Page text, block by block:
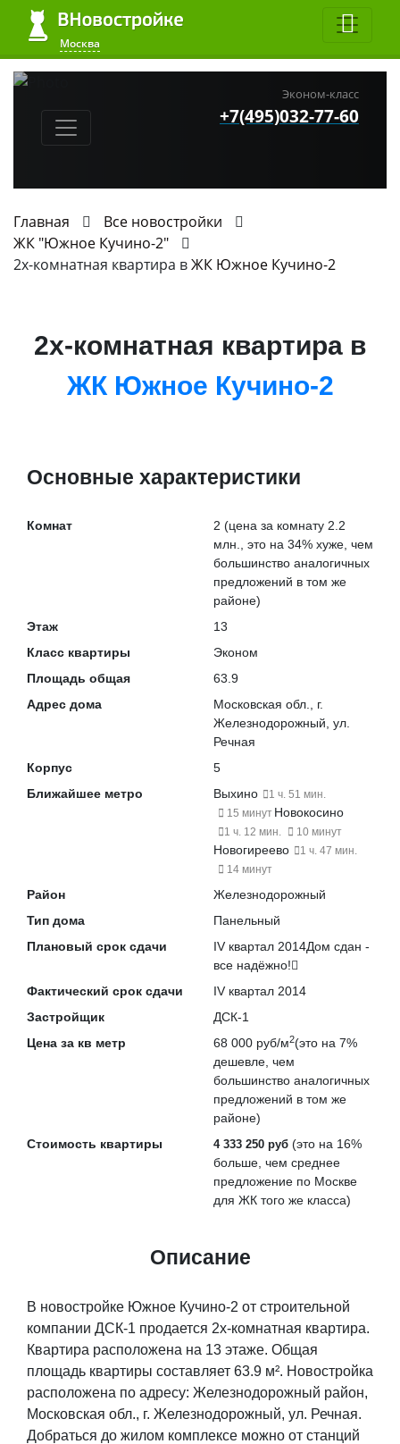
Москва
Эконом-класс
+7(495)032-77-60
Главная
Все новостройки
ЖК "Южное Кучино-2"
2х-комнатная квартира вЖК Южное Кучино-2
2х-комнатная квартира в
ЖК Южное Кучино-2
Основные характеристики
Комнат 2 (цена за комнату 2.2
млн., это на 34% хуже , чем
большинство аналогичных
предложений в том же
районе)
Этаж
13
Класс квартиры
Эконом
Площадь общая
63.9
Адрес дома
Московская обл., г.
Железнодорожный, ул.
Речная
Корпус
5
Ближайшее метро
Выхино
1 ч. 51 мин.
15 минут Новокосино
1 ч. 12 мин. 10 минут
Новогиреево
1 ч. 47 мин.
14 минут
Район
Железнодорожный
Тип дома
Панельный
Плановый срок сдачи
IV квартал 2014Дом сдан -
все надёжно!
Фактический срок сдачи
IV квартал 2014
Застройщик
ДСК-1
Цена за кв метр
68 000 руб/м2(это на 7%
дешевле , чем
большинство аналогичных
предложений в том же
районе)
Стоимость квартиры
4 333 250 руб (это на 16%
больше , чем среднее
предложение по Москве
для ЖК того же класса)
Описание
В новостройке Южное Кучино-2 от строительной
компании ДСК-1 продается 2х-комнатная квартира.
Квартира расположена на 13 этаже. Общая
площадь квартиры составляет 63.9 м². Новостройка
расположена по адресу: Железнодорожный район,
Московская обл., г. Железнодорожный, ул. Речная.
Добраться до жилом комплексе можно от станций